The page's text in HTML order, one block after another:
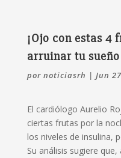
¡Ojo con estas 4
arruinar tu
por noticiasrh | Jun
El cardiólogo Aurelio
ciertas frutas por la
los niveles de insulina,
Su análisis sugiere